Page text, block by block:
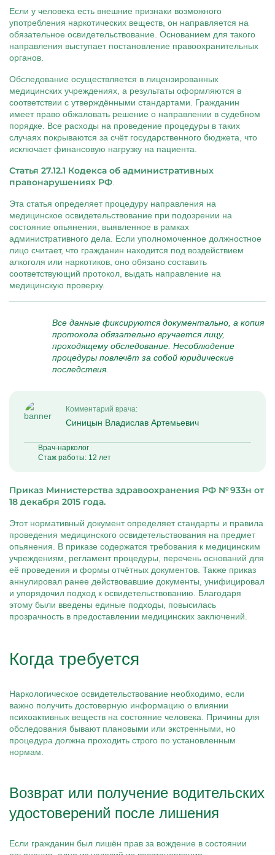
Если у человека есть внешние признаки возможного
употребления наркотических веществ, он направляется на
обязательное освидетельствование. Основанием для такого
направления выступает постановление правоохранительных
органов.
Обследование осуществляется в лицензированных
медицинских учреждениях, а результаты оформляются в
соответствии с утверждёнными стандартами. Гражданин
имеет право обжаловать решение о направлении в судебном
порядке. Все расходы на проведение процедуры в таких
случаях покрываются за счёт государственного бюджета, что
исключает финансовую нагрузку на пациента.
Статья 27.12.1 Кодекса об административных
правонарушениях РФ
Эта статья определяет процедуру направления на
медицинское освидетельствование при подозрении на
состояние опьянения, выявленное в рамках
административного дела. Если уполномоченное должностное
лицо считает, что гражданин находится под воздействием
алкоголя или наркотиков, оно обязано составить
соответствующий протокол, выдать направление на
медицинскую проверку.
Все данные фиксируются документально, а копия
протокола обязательно вручается лицу,
проходящему обследование. Несоблюдение
процедуры повлечёт за собой юридические
последствия.
Комментарий врача:
Синицын Владислав Артемьевич
Врач-нарколог
Стаж работы: 12 лет
Приказ Министерства здравоохранения РФ № 933н от
18 декабря 2015 года.
Этот нормативный документ определяет стандарты и правила
проведения медицинского освидетельствования на предмет
опьянения. В приказе содержатся требования к медицинским
учреждениям, регламент процедуры, перечень оснований для
её проведения и формы отчётных документов. Также приказ
аннулировал ранее действовавшие документы, унифицировал
и упорядочил подход к освидетельствованию. Благодаря
этому были введены единые подходы, повысилась
прозрачность в предоставлении медицинских заключений.
Когда требуется
Наркологическое освидетельствование необходимо, если
важно получить достоверную информацию о влиянии
психоактивных веществ на состояние человека. Причины для
обследования бывают плановыми или экстренными, но
процедура должна проходить строго по установленным
нормам.
Возврат или получение водительских
удостоверений после лишения
Если гражданин был лишён прав за вождение в состоянии